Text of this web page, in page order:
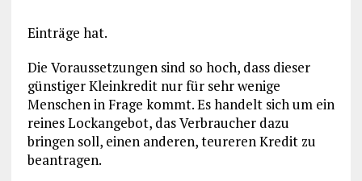
Einträge hat.
Die Voraussetzungen sind so hoch, dass dieser
günstiger Kleinkredit nur für sehr wenige
Menschen in Frage kommt. Es handelt sich um ein
reines Lockangebot, das Verbraucher dazu
bringen soll, einen anderen, teureren Kredit zu
beantragen.